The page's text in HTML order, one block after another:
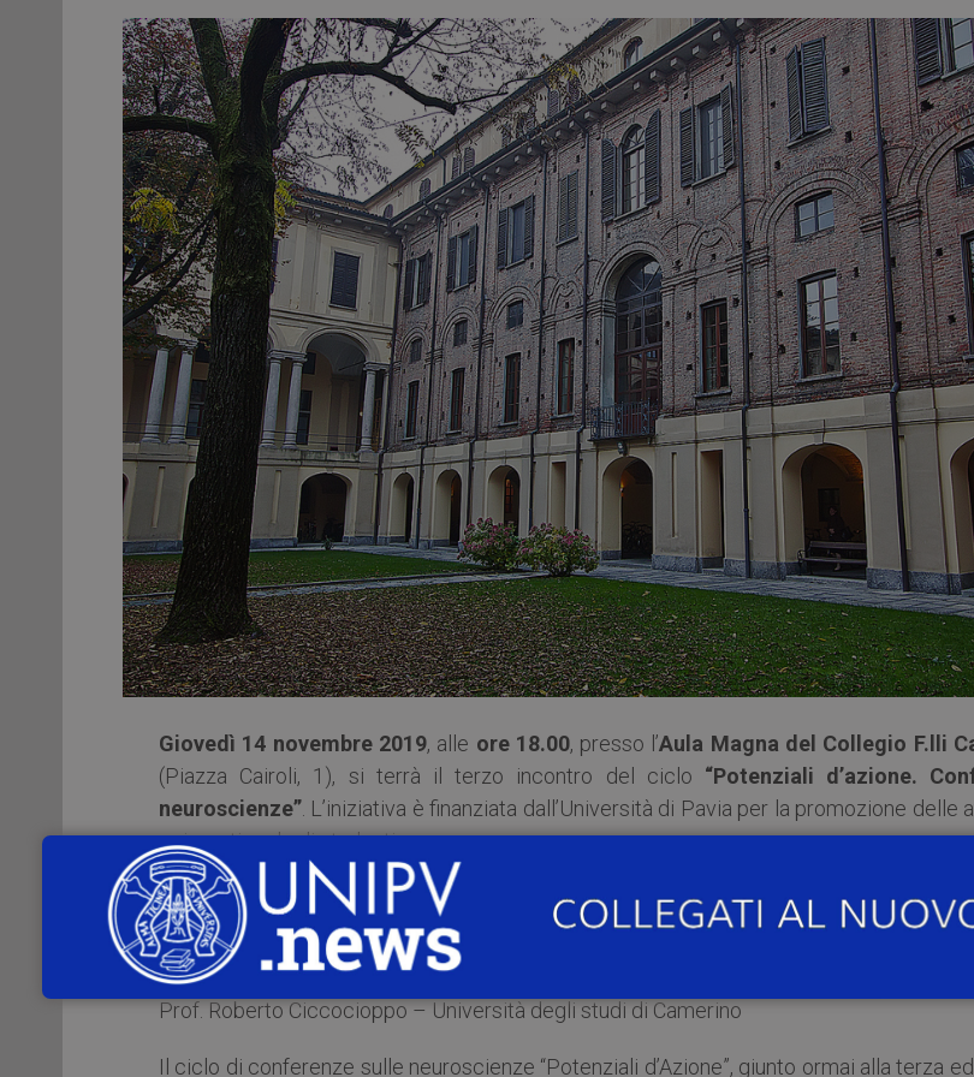
Giovedì 14 novembre 2019, alle ore 18.00, presso l’Aula Magna del Collegio F.lli
(Piazza Cairoli, 1), si terrà il terzo incontro del ciclo “Potenziali d’azione.
neuroscienze”. L’iniziativa è finanziata dall’Università di Pavia per la promozione delle
e ricreative degli studenti.
L’appuntamento con:
Siamo fatti così: droghe e dipendenze
Prof. Roberto Ciccocioppo – Università degli studi di Camerino
Il ciclo di conferenze sulle neuroscienze “Potenziali d’Azione”, giunto ormai alla terza